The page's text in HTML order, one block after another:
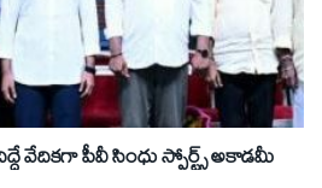
వేదికగా పీవీ సింధు స్పోర్ట్స్ అకాడమీ